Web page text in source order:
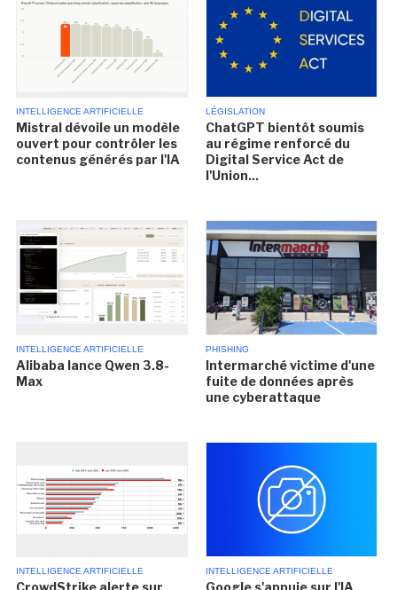
INTELLIGENCE ARTIFICIELLE
Mistral dévoile un modèle
ouvert pour contrôler les
contenus générés par l'IA
LÉGISLATION
ChatGPT bientôt soumis
au régime renforcé du
Digital Service Act de
l'Union...
INTELLIGENCE ARTIFICIELLE
Alibaba lance Qwen 3.8-
Max
PHISHING
Intermarché victime d'une
fuite de données après
une cyberattaque
INTELLIGENCE ARTIFICIELLE
CrowdStrike alerte sur
INTELLIGENCE ARTIFICIELLE
Google s'appuie sur l'IA